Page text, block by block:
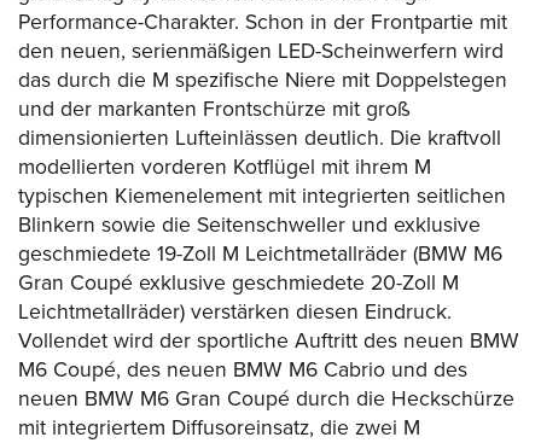
Performance-Charakter. Schon in der Frontpartie mit
den neuen, serienmäßigen LED-Scheinwerfern wird
das durch die M spezifische Niere mit Doppelstegen
und der markanten Frontschürze mit groß
dimensionierten Lufteinlässen deutlich. Die kraftvoll
modellierten vorderen Kotflügel mit ihrem M
typischen Kiemenelement mit integrierten seitlichen
Blinkern sowie die Seitenschweller und exklusive
geschmiedete 19-Zoll M Leichtmetallräder (BMW M6
Gran Coupé exklusive geschmiedete 20-Zoll M
Leichtmetallräder) verstärken diesen Eindruck.
Vollendet wird der sportliche Auftritt des neuen BMW
M6 Coupé, des neuen BMW M6 Cabrio und des
neuen BMW M6 Gran Coupé durch die Heckschürze
mit integriertem Diffusoreinsatz, die zwei M